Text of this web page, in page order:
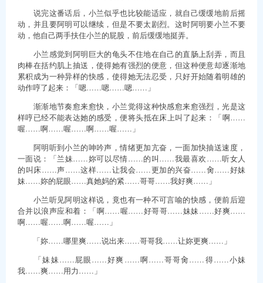
说完这番话后，小兰似乎也比较能适应，就自己缓缓地前后摇
动，并且要阿明可以继续，但是不要太剧烈。这时阿明要小兰不要
动，他自己两手扶住小兰的屁股，前后缓缓地挺弄。
小兰感觉到阿明巨大的龟头不住地在自己的直肠上刮弄，而且
肉棒在括约肌上抽送，使得她有强烈的便意，但这种便意却逐渐地
累积成为一种异样的快感，使得她无法忍受，只好开始随着明雄的
动作哼了起来：「嗯……嗯……嗯……」
渐渐地节奏愈来愈快，小兰觉得这种快感愈来愈强烈，光是这
样哼已经不能表达她的感受，便将头抵在床上叫了起来：「啊……
喔……啊……喔……啊……喔……」
阿明听到小兰的呻吟声，情绪更加亢奋，一面加快抽送速度，
一面说：「兰妹……妳可以尽情……的叫……我最喜欢……听女人
的叫床……声……这样……让我会……更加的兴奋……肏……好妹
妹……妳的屁眼……真她妈的紧……哥哥……我好爽……」
小兰听见阿明这样说，竟也有一种不可言喻的快感，便前后迎
合并以浪声应和着：「啊……喔……好哥哥……妹妹……好爽……
啊……喔……啊……喔……」
「妳……哪里爽……说出来……哥哥我……让妳更爽……」
「妹妹……屁眼……好爽……啊……哥哥肏……得……小妹
我……爽……用力……」